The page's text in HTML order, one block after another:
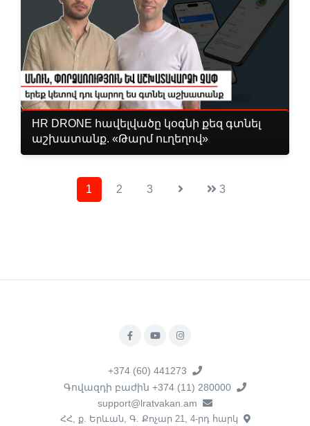
HR DRONE հավելվածը կօգնի քեզ գտնել
աշխատանք. «Թարմ ուղեղով»
1 2 3 3
+374 (60) 441273
Գովազդի բաժին +374 (11) 280000
support@lratvakan.am
ՀՀ, ք. Երևան, Գ. Քոչար 21, 4-րդ հարկ